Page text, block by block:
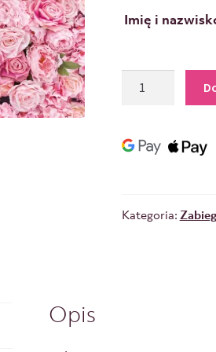
Imię i
Kategoria:
Opis